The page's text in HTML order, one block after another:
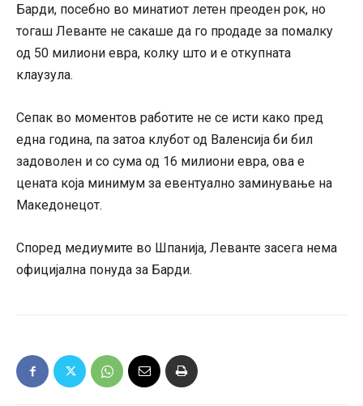
Барди, посебно во минатиот летен преоден рок, но
тогаш Леванте не сакаше да го продаде за помалку
од 50 милиони евра, колку што и е откупната
клаузула.
Сепак во моментов работите не се исти како пред
една година, па затоа клубот од Валенсија би бил
задоволен и со сума од 16 милиони евра, ова е
цената која минимум за евентуално заминување на
Македонецот.
Според медиумите во Шпанија, Леванте засега нема
официјална понуда за Барди.